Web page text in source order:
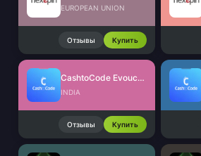
EUROPEAN UNION
Отзывы Купить
CashtoCode Evoucher (INR)
INDIA
Отзывы Купить